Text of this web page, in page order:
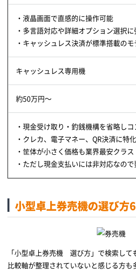
・液晶画面で直感的に操作可能
・多言語対応や詳細オプション選択
・キャッシュレス決済が標準搭載の
キャッシュレス専用機
約50万円～
・現金受け取り・釣銭機構を省略し
・クレカ、電子マネー、QR決済に特化
・筐体が小さく価格も業界最安クラス
・ただし現金支払いには非対応なので
小型卓上券売機の選び方
「小型卓上券売機 選び方」で検索して
比較軸が整理されていないと感じる方も